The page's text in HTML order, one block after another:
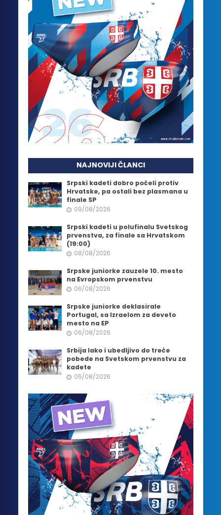
NAJNOVIJI ČLANCI
Srpski kadeti dobro počeli protiv
Hrvatske, pa ostali bez plasmana u
finale SP
09/08/2026
Srpski kadeti u polufinalu Svetskog
prvenstva, za finale sa Hrvatskom
(19:00)
08/08/2026
Srpske juniorke zauzele 10. mesto
na Evropskom prvenstvu
06/08/2026
Srpske juniorke deklasirale
Portugal, sa Izraelom za deveto
mesto na EP
06/08/2026
Srbija lako i ubedljivo do treće
pobede na Svetskom prvenstvu za
kadete
05/08/2026